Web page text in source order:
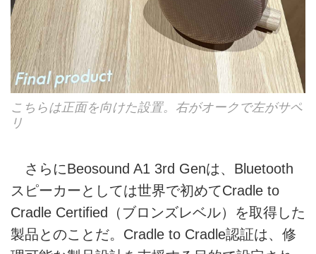
こちらは正面を向けた設置。右がオークで左がサペ
リ
さらにBeosound A1 3rd Genは、Bluetooth
スピーカーとしては世界で初めてCradle to
Cradle Certified（ブロンズレベル）を取得した
製品とのことだ。Cradle to Cradle認証は、修